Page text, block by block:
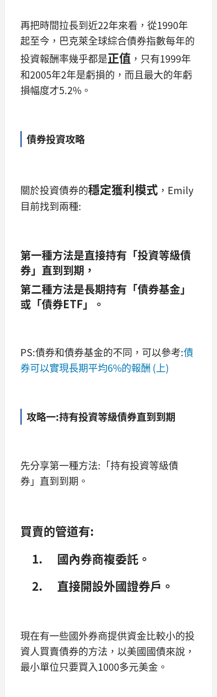
再把時間拉長到近22年來看，從1990年
起至今，巴克萊全球綜合債券指數每年的
投資報酬率幾乎都是正值 ，只有1999年
和2005年2年是虧損的，而且最大的年虧
損幅度才5.2%。
債券投資攻略
關於投資債券的穩定獲利模式 ，Emily
目前找到兩種:
第一種方法是直接持有「投資等級債
券」直到到期，
第二種方法是長期持有「債券基金」
或「債券ETF」。
PS:債券和債券基金的不同，可以參考:債
券可以實現長期平均6%的報酬 (上)
攻略一:持有投資等級債券直到到期
先分享第一種方法:「持有投資等級債
券」直到到期。
買賣的管道有:
1. 國內券商複委託。
2. 直接開設外國證券戶。
現在有一些國外券商提供資金比較小的投
資人買賣債券的方法，以美國國債來說，
最小單位只要買入1000多元美金。